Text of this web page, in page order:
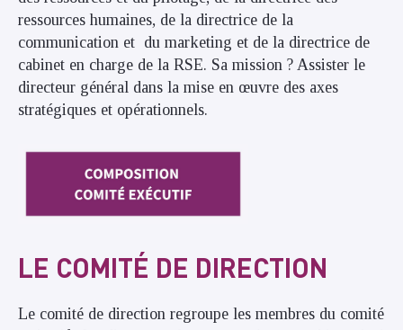
ressources humaines, de la directrice de la
communication et du marketing et de la directrice de
cabinet en charge de la RSE. Sa mission ? Assister le
directeur général dans la mise en œuvre des axes
stratégiques et opérationnels.
LE COMITÉ DE DIRECTION
Le comité de direction regroupe les membres du comité